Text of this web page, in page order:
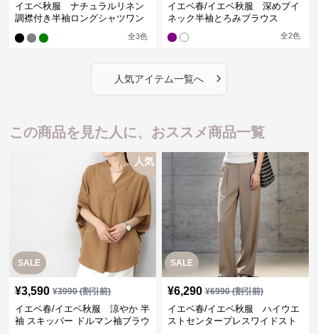
イエベ秋服 ナチュラルリネン
調襟付き半袖ロングシャツワン
全3色
イエベ春/イエベ秋服 深めブイ
ネック半袖とろみブラウス
全2色
人気アイテム一覧へ ›
この商品を見た人に、おススメ商品一覧
SALE
人気
¥3,590 ¥3990(割引前)
イエベ春/イエベ秋服 涼やか 半
袖 スキッパー ドルマン袖ブラウ
SALE
¥6,290 ¥6990(割引前)
イエベ春/イエベ秋服 ハイウエ
ストセンタープレスワイドスト